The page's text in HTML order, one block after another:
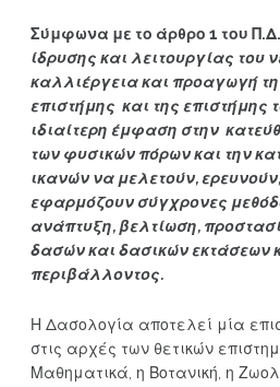
Σύμφωνα με το άρθρο 1 του
ίδρυσης και λειτουργίας του
καλλιέργεια και προαγωγή
επιστήμης και της επιστήμης
ιδιαίτερη έμφαση στην
των φυσικών πόρων και την
ικανών να μελετούν,
εφαρμόζουν σύγχρονες
ανάπτυξη, βελτίωση,
δασών και δασικών εκτάσεων
περιβάλλοντος.
Η Δασολογία αποτελεί μία
στις αρχές των θετικών
Μαθηματικά, η Βοτανική, η